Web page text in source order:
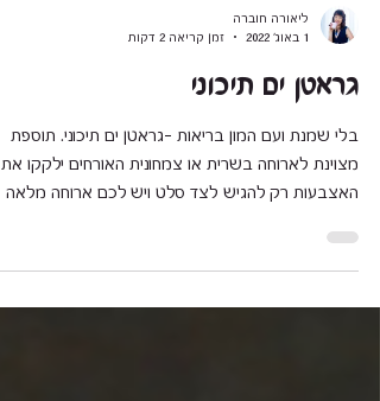
ליאורה חוברה
1 באוג׳ 2022
זמן קריאה 2 דקות
גראטן ים תיכוני
בלי שמנת ועם המון בריאות –גראטן ים תיכוני. תוספת
האצבעות רק להגיש לצד סלט ויש לכם ארוחה מלאה